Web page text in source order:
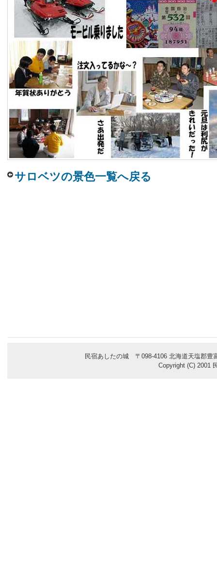
サロベツの景色一覧へ戻る
民宿あしたの城 〒098-4106 北海道天塩郡豊
Copyright (C) 2001